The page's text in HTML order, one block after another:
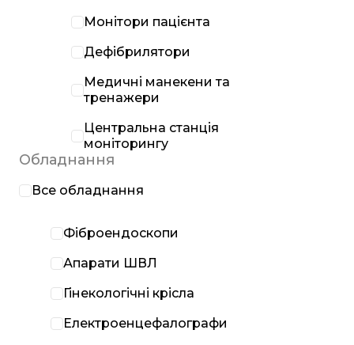
Монітори пацієнта
Дефібрилятори
Медичні манекени та
тренажери
Центральна станція
моніторингу
Обладнання
Все обладнання
Фіброендоскопи
Апарати ШВЛ
Гінекологічні крісла
Електроенцефалографи